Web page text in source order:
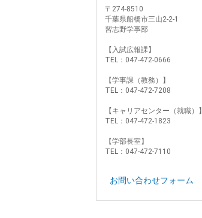
〒274-8510
千葉県船橋市三山2-2-1
習志野学事部
【入試広報課】
TEL：047-472-0666
【学事課（教務）】
TEL：047-472-7208
【キャリアセンター（就職）】
TEL：047-472-1823
【学部長室】
TEL：047-472-7110
お問い合わせフォーム